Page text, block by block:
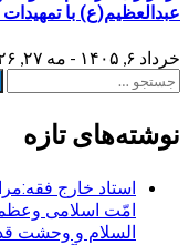
عبدالعظیم(ع) با تمهیدات
خرداد ۶, ۱۴۰۵ - مه ۲۷, ۲۰۲۶
جستجو
نوشته‌های تازه
استاد خارج
امّت اسلامی
السلام و وحشت